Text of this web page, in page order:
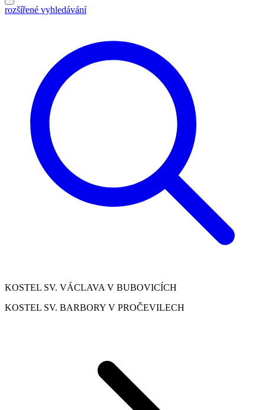
rozšířené vyhledávání
KOSTEL SV. VÁCLAVA V BUBOVICÍCH
KOSTEL SV. BARBORY V PROČEVILECH